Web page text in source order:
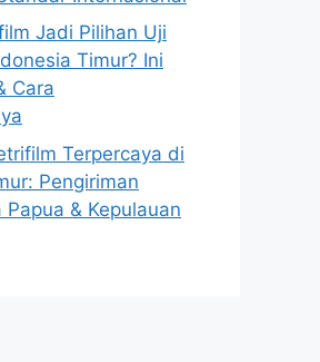
Jadi Pilihan Uji
Timur? Ini
Cara
Terpercaya di
Pengiriman
& Kepulauan